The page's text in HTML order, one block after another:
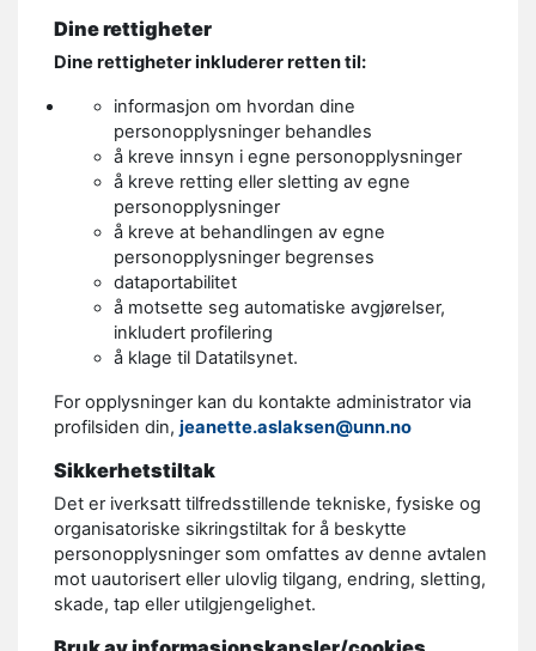
Dine rettigheter
Dine rettigheter inkluderer retten til:
informasjon om hvordan dine
personopplysninger behandles
å kreve innsyn i egne personopplysninger
å kreve retting eller sletting av egne
personopplysninger
å kreve at behandlingen av egne
personopplysninger begrenses
dataportabilitet
å motsette seg automatiske avgjørelser,
inkludert profilering
å klage til Datatilsynet.
For opplysninger kan du kontakte administrator via
profilsiden din, jeanette.aslaksen@unn.no
Sikkerhetstiltak
Det er iverksatt tilfredsstillende tekniske, fysiske og
organisatoriske sikringstiltak for å beskytte
personopplysninger som omfattes av denne avtalen
mot uautorisert eller ulovlig tilgang, endring, sletting,
skade, tap eller utilgjengelighet.